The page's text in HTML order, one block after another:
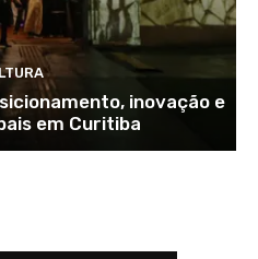
inovação e
em Curitiba